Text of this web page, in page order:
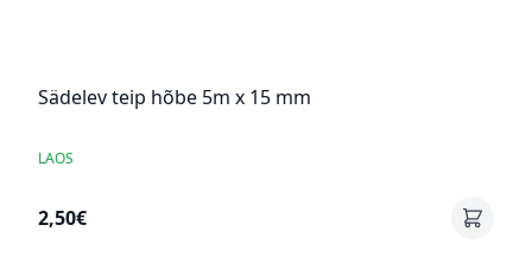
Sädelev teip hõbe 5m x 15 mm
LAOS
2,50€